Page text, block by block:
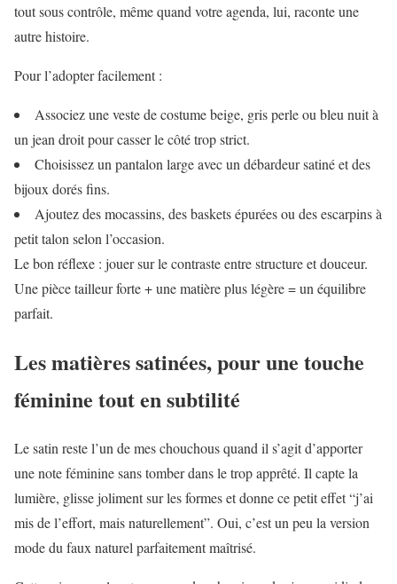
tout sous contrôle, même quand votre agenda, lui, raconte une
autre histoire.
Pour l’adopter facilement :
Associez une veste de costume beige, gris perle ou bleu nuit à
un jean droit pour casser le côté trop strict.
Choisissez un pantalon large avec un débardeur satiné et des
bijoux dorés fins.
Ajoutez des mocassins, des baskets épurées ou des escarpins à
petit talon selon l’occasion.
Le bon réflexe : jouer sur le contraste entre structure et douceur.
Une pièce tailleur forte + une matière plus légère = un équilibre
parfait.
Les matières satinées, pour une touche
féminine tout en subtilité
Le satin reste l’un de mes chouchous quand il s’agit d’apporter
une note féminine sans tomber dans le trop apprêté. Il capte la
lumière, glisse joliment sur les formes et donne ce petit effet “j’ai
mis de l’effort, mais naturellement”. Oui, c’est un peu la version
mode du faux naturel parfaitement maîtrisé.